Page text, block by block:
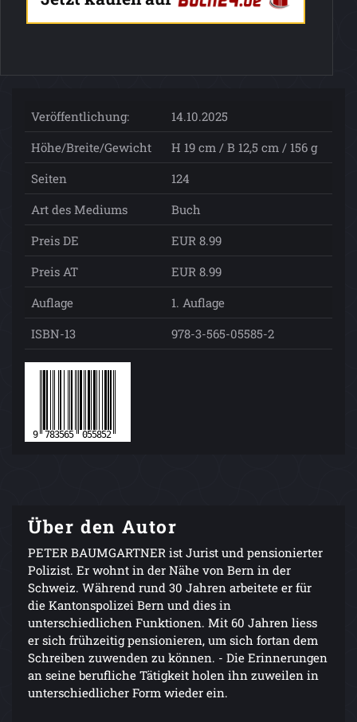
Veröffentlichung:
14.10.2025
Höhe/Breite/Gewicht
H 19 cm / B 12,5 cm / 156 g
Seiten
124
Art des Mediums
Buch
Preis DE
EUR 8.99
Preis AT
EUR 8.99
Auflage
1. Auflage
ISBN-13
978-3-565-05585-2
Über den Autor
PETER BAUMGARTNER ist Jurist und pensionierter
Polizist. Er wohnt in der Nähe von Bern in der
Schweiz. Während rund 30 Jahren arbeitete er für
die Kantonspolizei Bern und dies in
unterschiedlichen Funktionen. Mit 60 Jahren liess
er sich frühzeitig pensionieren, um sich fortan dem
Schreiben zuwenden zu können. - Die Erinnerungen
an seine berufliche Tätigkeit holen ihn zuweilen in
unterschiedlicher Form wieder ein.